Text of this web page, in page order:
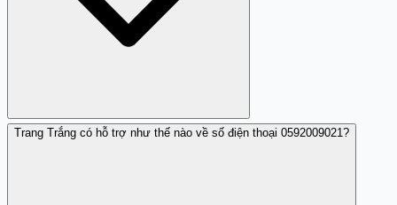
Nhá máy là hành vi gọi đến và cúp máy ngay hoặc không
Trang Trắng có hỗ trợ như thế nào về số điện thoại 0592009021?